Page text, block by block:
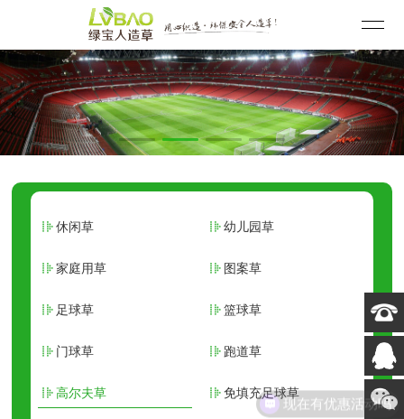
休闲草 幼儿园草
家庭用草 图案草
足球草 篮球草
门球草 跑道草
高尔夫草 免填充足球草现在有优惠活动吗